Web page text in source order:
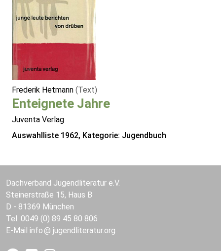
Frederik Hetmann (Text)
Enteignete Jahre
Juventa Verlag
Auswahlliste 1962, Kategorie: Jugendbuch
Dachverband Jugendliteratur e.V.
Steinerstraße 15, Haus B
D - 81369 München
Tel. 0049 (0) 89 45 80 806
E-Mail info jugendliteratur.org